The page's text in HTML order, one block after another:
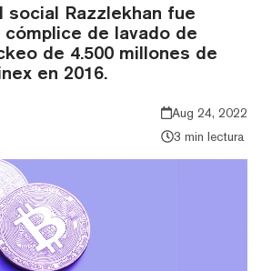
social Razzlekhan fue
de lavado de
de 4.500 millones de
en 2016.
Aug 24, 2022
3 min lectura